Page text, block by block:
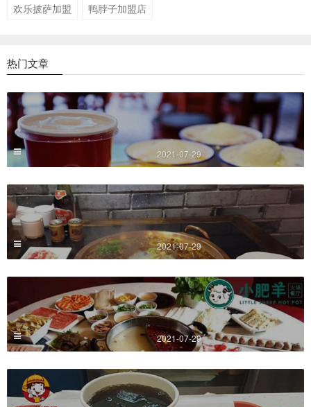
欢乐披萨加盟
鸭脖子加盟店
热门文章
2021-07-29
2021-07-29
2021-07-29